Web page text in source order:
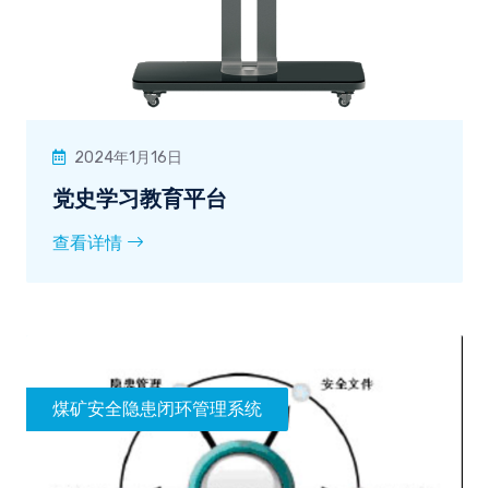
2024年1月16日
党史学习教育平台
查看详情
煤矿安全隐患闭环管理系统